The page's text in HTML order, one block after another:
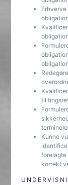
til
Kunne
forelagte
korrekt